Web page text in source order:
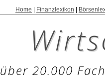
Home Finanzlexikon
über 20.000